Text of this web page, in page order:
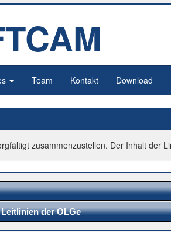
Team Kontakt Download
zusammenzustellen. Der Inhalt der
der OLGe